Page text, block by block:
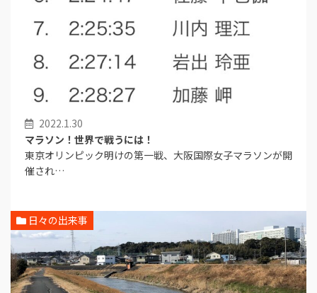
2022.1.30
マラソン！世界で戦うには！
東京オリンピック明けの第一戦、大阪国際女子マラソンが開
催され…
日々の出来事